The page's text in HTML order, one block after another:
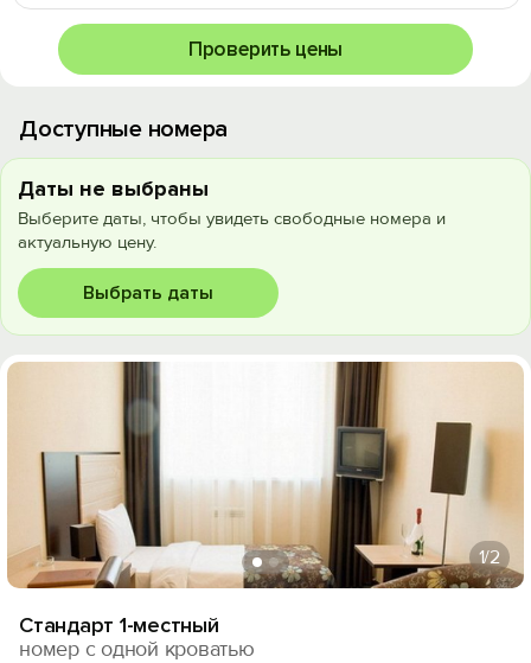
Проверить цены
Доступные номера
Даты не выбраны
Выберите даты, чтобы увидеть свободные номера и
актуальную цену.
Выбрать даты
1/2
Стандарт 1-местный
номер с одной кроватью